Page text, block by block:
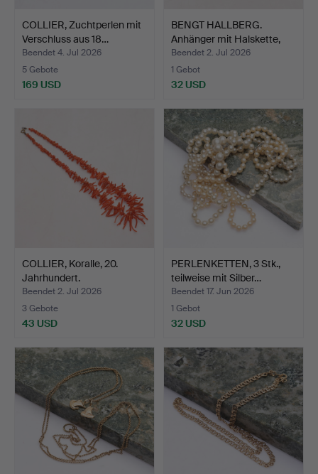
COLLIER, Zuchtperlen mit
Verschluss aus 18…
Beendet 4. Jul 2026
5 Gebote
169 USD
BENGT HALLBERG.
Anhänger mit Halskette,
Si…
Beendet 2. Jul 2026
1 Gebot
32 USD
COLLIER, Koralle, 20.
Jahrhundert.
Beendet 2. Jul 2026
3 Gebote
43 USD
PERLENKETTEN, 3 Stk.,
teilweise mit Silber…
Beendet 17. Jun 2026
1 Gebot
32 USD